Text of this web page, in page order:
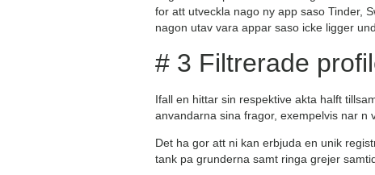
for att utveckla nago ny app saso Tinder,
nagon utav vara appar saso icke ligger
# 3 Filtrerade
Ifall en hittar sin respektive akta halft
anvandarna sina fragor, exempelvis nar n
Det ha gor att ni kan erbjuda en unik
tank pa grunderna samt ringa grejer